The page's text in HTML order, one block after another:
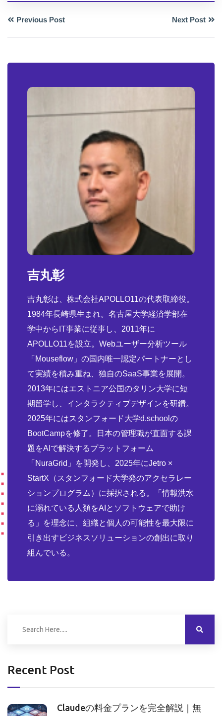
Previous Post Next Post
吉丸彰
吉丸彰は、株式会社APOLLO11の代表取締役。
1984年長崎県生まれ。名古屋大学経済学部在
学中からIT事業に従事し、2011年に
APOLLO11を設立。Webユーザー分析ツール
「Mouseflow」の国内唯一認定パートナーとし
て実績を積み重ね、独自のSaaS事業を展開。
2013年にはエストニア公国のタリン大学に短
期留学し、インタラクティブデザインを研鑽。
2025年にはスタンフォード大学d.schoolの
BootCampを修了。日本の管理職が直面する課
題をAIで解決するプラットフォーム
「NuraGrid」を開発し、2025年にJetro ×
StartX（スタンフォード大学発のアクセラレー
ションプログラム）に採択される。「情報洪水
に溺れている人類をAIとソフトウェアで助け
る」を理念に、組織と個人の可能性を最大限に
引き出すビジネスソリューションの創出に取り
組んでいる。
Recent Post
Claudeの料金プランを完全解説｜無